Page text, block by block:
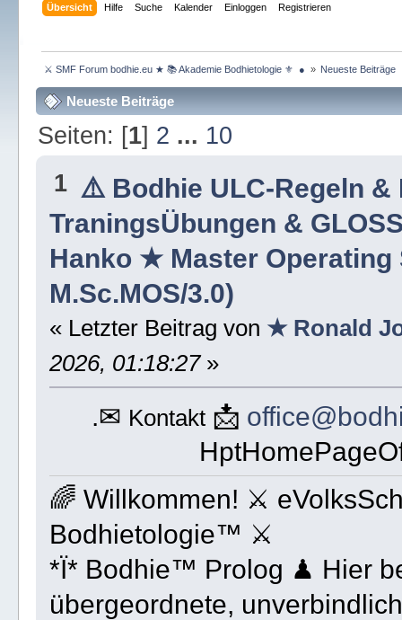
Übersicht Hilfe Suche Kalender Einloggen Registrieren
⚔ SMF Forum bodhie.eu ★ 📚 Akademie Bodhietologie ⚜  ● » Neueste Beiträge
Neueste Beiträge
Seiten: [1] 2 ... 10
1 ⚠️ Bodhie ULC-Regeln
TraningsÜbungen &
Hanko ★ Master
M.Sc.MOS/3.0)
« Letzter Beitrag von ★ Ronald
2026, 01:18:27»
.✉ Kontakt 📩
🌈 Willkommen! ⚔
Bodhietologie™ ⚔
*Ï* Bodhie™ Prolog ♟ Hier
übergeordnete,